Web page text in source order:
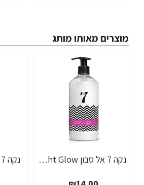
מוצרים מאותו מותג
נקה 7 אל סבון Midnight Glow בניחוח חמאת שיאה - 750 מ"ל